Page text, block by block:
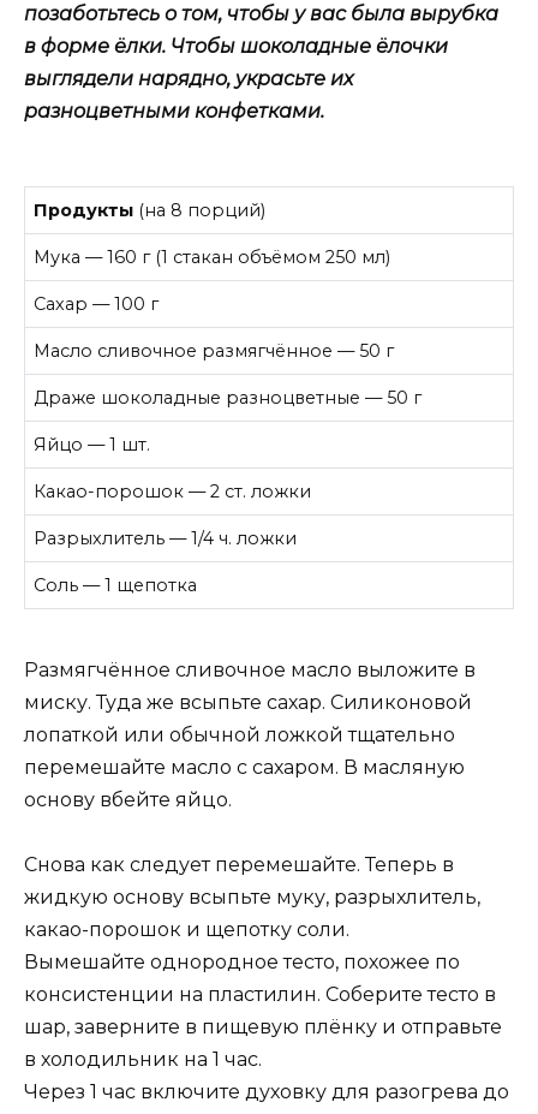
позаботьтесь о том, чтобы у вас была вырубка
в форме ёлки. Чтобы шоколадные ёлочки
выглядели нарядно, украсьте их
разноцветными конфетками.
Продукты (на 8 порций)
Мука — 160 г (1 стакан объёмом 250 мл)
Сахар — 100 г
Масло сливочное размягчённое — 50 г
Драже шоколадные разноцветные — 50 г
Яйцо — 1 шт.
Какао-порошок — 2 ст. ложки
Разрыхлитель — 1/4 ч. ложки
Соль — 1 щепотка
Размягчённое сливочное масло выложите в
миску. Туда же всыпьте сахар. Силиконовой
лопаткой или обычной ложкой тщательно
перемешайте масло с сахаром. В масляную
основу вбейте яйцо.
Снова как следует перемешайте. Теперь в
жидкую основу всыпьте муку, разрыхлитель,
какао-порошок и щепотку соли.
Вымешайте однородное тесто, похожее по
консистенции на пластилин. Соберите тесто в
шар, заверните в пищевую плёнку и отправьте
в холодильник на 1 час.
Через 1 час включите духовку для разогрева до